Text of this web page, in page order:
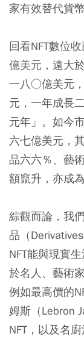
家有效替代貨幣
回看NFT數位
億美元，遠大
一八○億美元
元，一年成長
元年」。如今
六七億美元，
品六六％、藝
額竄升，亦成
綜觀而論，我
品（
NFT能與現實
於名人、藝術
例如最高價的
姆斯（Lebron
NFT，以及名